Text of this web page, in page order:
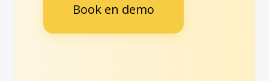
Book en demo